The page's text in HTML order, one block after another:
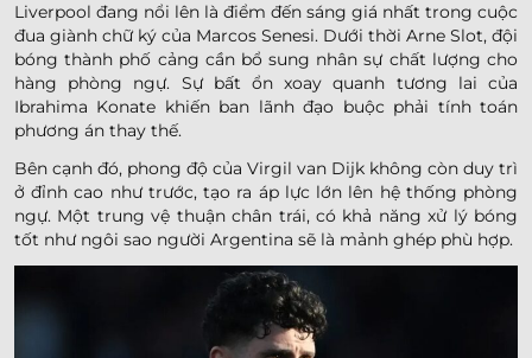
Liverpool đang nổi lên là điểm đến sáng giá nhất trong cuộc
đua giành chữ ký của Marcos Senesi. Dưới thời Arne Slot, đội
bóng thành phố cảng cần bổ sung nhân sự chất lượng cho
hàng phòng ngự. Sự bất ổn xoay quanh tương lai của
Ibrahima Konate khiến ban lãnh đạo buộc phải tính toán
phương án thay thế.
Bên cạnh đó, phong độ của Virgil van Dijk không còn duy trì
ở đỉnh cao như trước, tạo ra áp lực lớn lên hệ thống phòng
ngự. Một trung vệ thuận chân trái, có khả năng xử lý bóng
tốt như ngôi sao người Argentina sẽ là mảnh ghép phù hợp.